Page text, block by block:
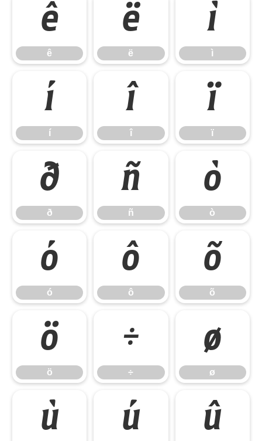
ê
ê
ë
ë
ì
ì
í
í
î
î
ï
ï
ð
ð
ñ
ñ
ò
ò
ó
ó
ô
ô
õ
õ
ö
ö
÷
÷
ø
ø
ù ú û